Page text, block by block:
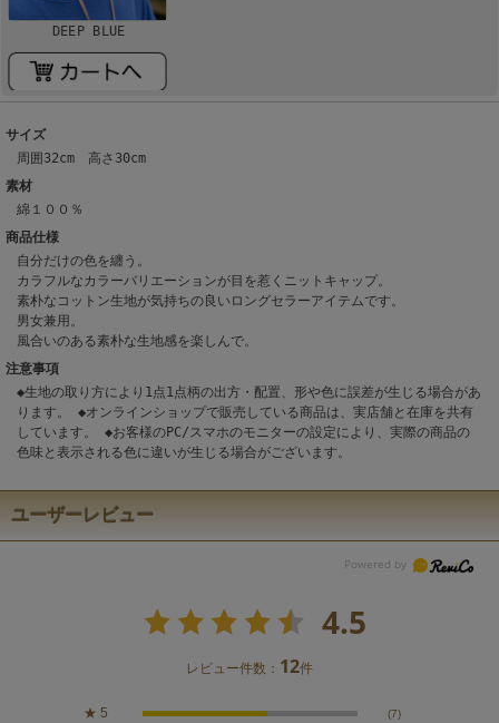
DEEP BLUE
サイズ
周囲32cm 高さ30cm
素材
綿１００％
商品仕様
自分だけの色を纏う。
カラフルなカラーバリエーションが目を惹くニットキャップ。
素朴なコットン生地が気持ちの良いロングセラーアイテムです。
男女兼用。
風合いのある素朴な生地感を楽しんで。
注意事項
◆生地の取り方により1点1点柄の出方・配置、形や色に誤差が生じる場合があ
ります。 ◆オンラインショップで販売している商品は、実店舗と在庫を共有
しています。 ◆お客様のPC/スマホのモニターの設定により、実際の商品の
色味と表示される色に違いが生じる場合がございます。
ユーザーレビュー
4.5
レビュー件数： 12件
★ 5 (7)